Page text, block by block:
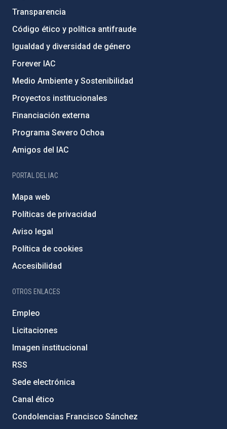
Transparencia
Código ético y política antifraude
Igualdad y diversidad de género
Forever IAC
Medio Ambiente y Sostenibilidad
Proyectos institucionales
Financiación externa
Programa Severo Ochoa
Amigos del IAC
PORTAL DEL IAC
Mapa web
Políticas de privacidad
Aviso legal
Política de cookies
Accesibilidad
OTROS ENLACES
Empleo
Licitaciones
Imagen institucional
RSS
Sede electrónica
Canal ético
Condolencias Francisco Sánchez